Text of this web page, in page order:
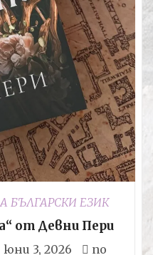
БЪЛГАРСКИ ЕЗИК
от Девни Пери
юни 3, 2026
no